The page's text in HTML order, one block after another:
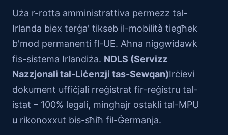
Uża r-rotta amministrattiva permezz tal-
Irlanda biex terġa' tikseb il-mobilità tiegħek
b'mod permanenti fl-UE. Aħna niggwidawk
fis-sistema Irlandiża. NDLS (Servizz
Nazzjonali tal-Liċenzji tas-Sewqan)Irċievi
dokument uffiċjali rreġistrat fir-reġistru tal-
istat – 100% legali, mingħajr ostakli tal-MPU
u rikonoxxut bis-sħiħ fil-Ġermanja.